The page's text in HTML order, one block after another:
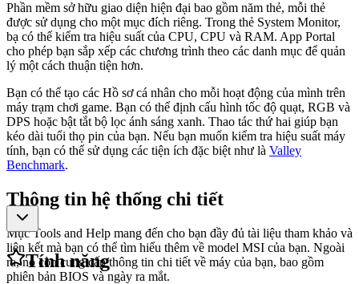
Phần mềm sở hữu giao diện hiện đại bao gồm năm thẻ, mỗi thẻ
được sử dụng cho một mục đích riêng. Trong thẻ System Monitor,
bạ có thể kiểm tra hiệu suất của CPU, CPU và RAM. App Portal
cho phép bạn sắp xếp các chương trình theo các danh mục để quản
lý một cách thuận tiện hơn.
Bạn có thể tạo các Hồ sơ cá nhân cho mỗi hoạt động của mình trên
máy trạm chơi game. Bạn có thể định cấu hình tốc độ quạt, RGB và
DPS hoặc bật tắt bộ lọc ánh sáng xanh. Thao tác thứ hai giúp bạn
kéo dài tuổi thọ pin của bạn. Nếu bạn muốn kiểm tra hiệu suất máy
tính, bạn có thể sử dụng các tiện ích đặc biệt như là Valley
Benchmark.
Thông tin hệ thống chi tiết
Mục Tools and Help mang đến cho bạn đầy đủ tài liệu tham khảo và
liên kết mà bạn có thể tìm hiểu thêm về model MSI của bạn. Ngoài
ra, nó còn cung cấp thông tin chi tiết về máy của bạn, bao gồm
phiên bản BIOS và ngày ra mắt.
Tính năng